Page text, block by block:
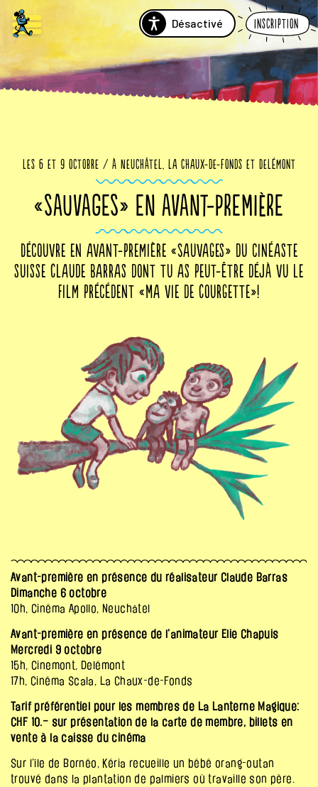
Désactivé Inscription
Les 6 et 9 octobre / à Neuchâtel, La Chaux-de-Fonds et Delémont
«SAUVAGES» EN AVANT-PREMIÈRE
Découvre en avant-première «Sauvages» du cinéaste
suisse Claude Barras dont tu as peut-être déjà vu le
film précédent «Ma vie de Courgette»!
Avant-première en présence du réalisateur Claude Barras
Dimanche 6 octobre
10h, Cinéma Apollo, Neuchâtel
Avant-première en présence de l’animateur Elie Chapuis
Mercredi 9 octobre
15h, Cinemont, Delémont
17h, Cinéma Scala, La Chaux-de-Fonds
Tarif préférentiel pour les membres de La Lanterne Magique:
CHF 10.– sur présentation de la carte de membre, billets en
vente à la caisse du cinéma
Sur l’île de Bornéo, Kéria recueille un bébé orang-outan
trouvé dans la plantation de palmiers où travaille son père.